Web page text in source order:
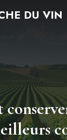
DU VIN